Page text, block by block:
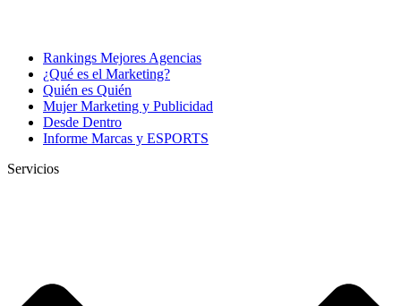
Rankings Mejores Agencias
¿Qué es el Marketing?
Quién es Quién
Mujer Marketing y Publicidad
Desde Dentro
Informe Marcas y ESPORTS
Servicios